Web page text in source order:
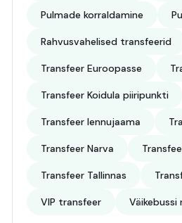
Pulmade korraldamine
Rahvusvahelised transfeerid
Transfeer Euroopasse
Transfeer Koidula piiripunkti
Transfeer lennujaama
Transfeer Narva
Transfeer Tallinnas
VIP transfeer Väikebussi